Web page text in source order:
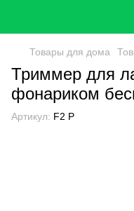
Товары для дома
Триммер для
фонариком
Артикул: F2 P